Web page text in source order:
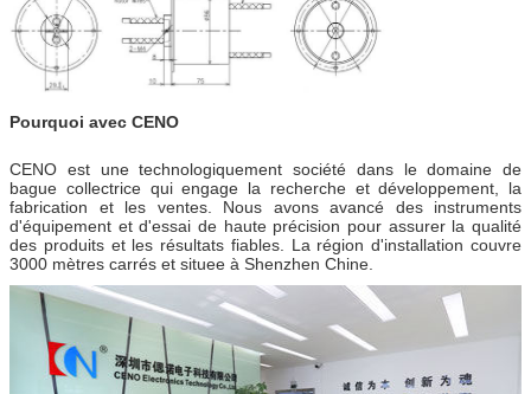
Pourquoi avec CENO
CENO est une technologiquement société dans le domaine de
bague collectrice qui engage la recherche et développement, la
fabrication et les ventes. Nous avons avancé des instruments
d'équipement et d'essai de haute précision pour assurer la qualité
des produits et les résultats fiables. La région d'installation couvre
3000 mètres carrés et situee à Shenzhen Chine.